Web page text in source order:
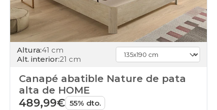
cambria
electrico
canapes-
abatibles
cambria
gris-
claro
abatibles
Altura:41 cm
Alt. interior:21 cm
Canapé abatible Nature de pata
alta de HOME
489,99€ 55% dto.